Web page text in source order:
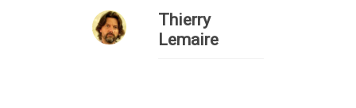
Thierry
Lemaire